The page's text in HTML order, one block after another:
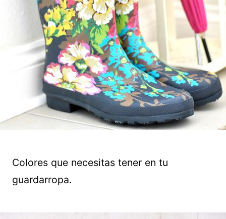
Colores que necesitas tener en tu
guardarropa.